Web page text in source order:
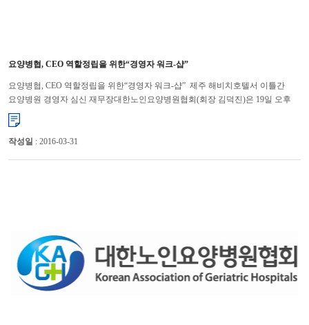
요양병협, CEO 역할정립을 위한“경영자 워크-샵”
요양병협, CEO 역할정립을 위한“경영자 워크-샵” 제주 해비치호텔서 이틀간
요양병원 경영자 심신 재무장대한노인요양병원협회(회장 김덕진)은 19일 오후
3시부터 2일간 제주 해비치 호텔에서 “2010 춘계 요양병원 경...
작성일 : 2016-03-31